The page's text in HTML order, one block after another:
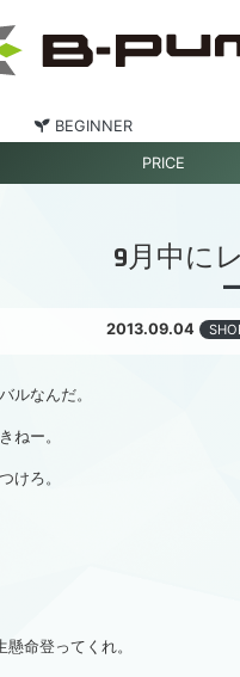
BEGINNER
PRICE
9月中に
2013.09.04
ルなんだ。
ねー。
けろ。
命登ってくれ。